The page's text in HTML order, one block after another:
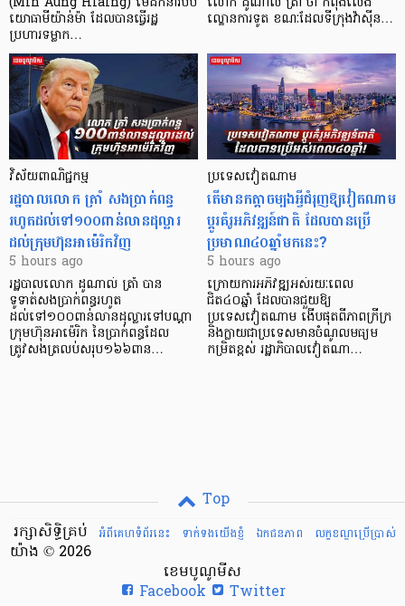
យោធាមីយ៉ាន់ម៉ា ដែលបានធ្វើរដ្ឋ
ប្រហារទម្លាក…
ល្ខោនការទូត ខណៈដែលទីក្រុងវ៉ាស៊ីន…
វិស័យ​ពាណិជ្ជកម្ម
រដ្ឋបាលលោក ត្រាំ សងប្រាក់ពន្ធ
រហូតដល់ទៅ១០០ពាន់លានដុល្លារ
ដល់ក្រុមហ៊ុនអាម៉េរិកវិញ
5 hours ago
រដ្ឋបាលលោក ដូណាល់ ត្រាំ បាន​
ទូទាត់សងប្រាក់ពន្ធរហូត
ដល់ទៅ១០០ពាន់លានដុល្លារទៅបណ្ដា
ក្រុមហ៊ុនអាម៉េរិក នៃប្រាក់ពន្ធដែល
ត្រូវសងត្រលប់សរុប១៦៦ពាន…
ប្រទេសវៀតណាម
តើមានកត្តាចម្បងអ្វីជំរុញឱ្យវៀតណាម
ប្តូរគំរូអភិវឌ្ឍន៍ជាតិ ដែលបានប្រើ
ប្រមាណ៤០ឆ្នាំមកនេះ?
5 hours ago
ក្រោយការអភិវឌ្ឍអស់រយៈពេល
ជិត៤០ឆ្នាំ ដែលបានជួយឱ្យ​
ប្រទេសវៀតណាម ងើប​ផុតពីភាពក្រីក្រ
និងក្លាយជាប្រទេសមានចំណូលមធ្យម
កម្រិតខ្ពស់ រដ្ឋាភិបាលវៀតណា…
Top
អំពីគេហទំព័រនេះ
ទាក់ទងយើងខ្ញំ ឯកជនភាព លក្ខខណ្ឌ​ប្រើ​ប្រាស់
រក្សាសិទ្ធិគ្រប់
យ៉ាង © 2026
ខេមបូណូមីស
Facebook
Twitter